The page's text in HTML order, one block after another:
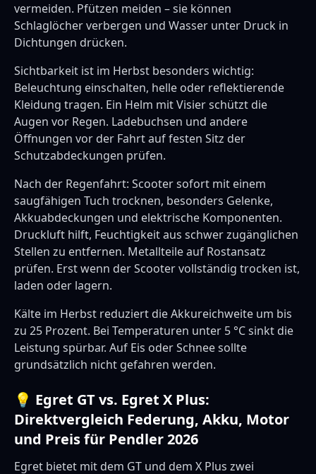
vermeiden. Pfützen meiden – sie können
Schlaglöcher verbergen und Wasser unter Druck in
Dichtungen drücken.
Sichtbarkeit ist im Herbst besonders wichtig:
Beleuchtung einschalten, helle oder reflektierende
Kleidung tragen. Ein Helm mit Visier schützt die
Augen vor Regen. Ladebuchsen und andere
Öffnungen vor der Fahrt auf festen Sitz der
Schutzabdeckungen prüfen.
Nach der Regenfahrt: Scooter sofort mit einem
saugfähigen Tuch trocknen, besonders Gelenke,
Akkuabdeckungen und elektrische Komponenten.
Druckluft hilft, Feuchtigkeit aus schwer zugänglichen
Stellen zu entfernen. Metallteile auf Rostansatz
prüfen. Erst wenn der Scooter vollständig trocken ist,
laden oder lagern.
Kälte im Herbst reduziert die Akkureichweite um bis
zu 25 Prozent. Bei Temperaturen unter 5 °C sinkt die
Leistung spürbar. Auf Eis oder Schnee sollte
grundsätzlich nicht gefahren werden.
💡 Egret GT vs. Egret X Plus:
Direktvergleich Federung, Akku, Motor
und Preis für Pendler 2026
Egret bietet mit dem GT und dem X Plus zwei